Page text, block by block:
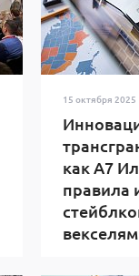
15 октября 2025
как A7
правила